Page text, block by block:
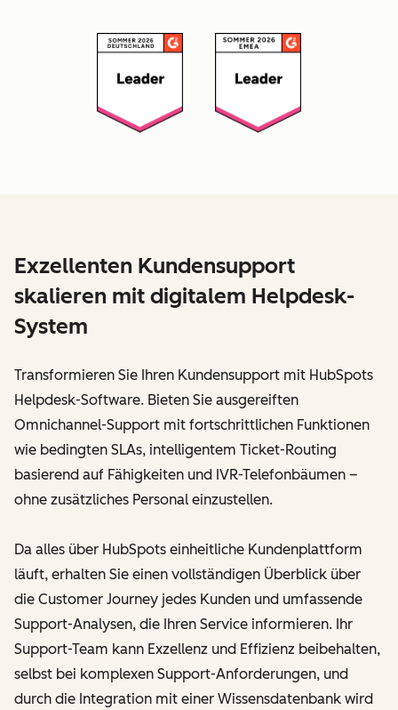
Exzellenten Kundensupport
skalieren mit digitalem Helpdesk-
System
Transformieren Sie Ihren Kundensupport mit HubSpots
Helpdesk-Software. Bieten Sie ausgereiften
Omnichannel-Support mit fortschrittlichen Funktionen
wie bedingten SLAs, intelligentem Ticket-Routing
basierend auf Fähigkeiten und IVR-Telefonbäumen –
ohne zusätzliches Personal einzustellen.
Da alles über HubSpots einheitliche Kundenplattform
läuft, erhalten Sie einen vollständigen Überblick über
die Customer Journey jedes Kunden und umfassende
Support-Analysen, die Ihren Service informieren. Ihr
Support-Team kann Exzellenz und Effizienz beibehalten,
selbst bei komplexen Support-Anforderungen, und
durch die Integration mit einer Wissensdatenbank wird